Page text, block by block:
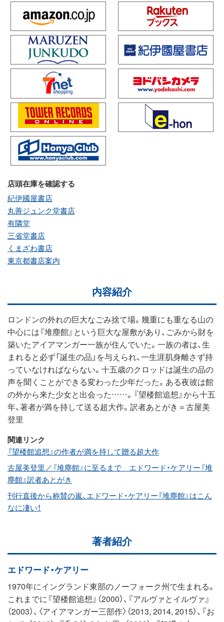
店頭在庫を確認する
紀伊國屋書店
丸善ジュンク堂書店
有隣堂
三省堂書店
くまざわ書店
東京都書店案内
内容紹介
ロンドンの外れの巨大なごみ捨て場。幾重にも重なる山の
中心には『堆塵館』という巨大な屋敷があり、ごみから財を
築いたアイアマンガー一族が住んでいた。一族の者は、生
まれると必ず「誕生の品」を与えられ、一生涯肌身離さず持
っていなければならない。十五歳のクロッドは誕生の品の
声を聞くことができる変わった少年だった。ある夜彼は館
の外から来た少女と出会った……。『望楼館追想』から十五
年、著者が満を持して送る超大作。訳者あとがき＝古屋美
登里
関連リンク
『望楼館追想』の作者が満を持して贈る超大作
古屋美登里／『堆塵館』に至るまで エドワード・ケアリー『堆
塵館』訳者あとがき
刊行直後から称賛の嵐、エドワード・ケアリー『堆塵館』はこん
なに凄い！
著者紹介
エドワード・ケアリー
1970年にイングランド東部のノーフォーク州で生まれる。
これまでに『望楼館追想』（2000）、『アルヴァとイルヴァ』
（2003）、〈アイアマンガー三部作〉（2013, 2014, 2015）、『お